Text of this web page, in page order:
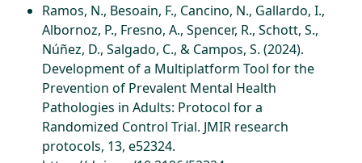
Ramos, N., Besoain, F., Cancino, N., Gallardo, I.,
Albornoz, P., Fresno, A., Spencer, R., Schott, S.,
Núñez, D., Salgado, C., & Campos, S. (2024).
Development of a Multiplatform Tool for the
Prevention of Prevalent Mental Health
Pathologies in Adults: Protocol for a
Randomized Control Trial. JMIR research
protocols, 13, e52324.